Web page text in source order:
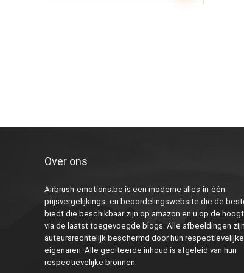
Over ons
Airbrush-emotions.be is een moderne alles-in-één
prijsvergelijkings- en beoordelingswebsite die de
biedt die beschikbaar zijn op amazon en u op de
via de laatst toegevoegde blogs. Alle afbeeldingen zijn
auteursrechtelijk beschermd door hun respectievelijke
eigenaren. Alle geciteerde inhoud is afgeleid van hun
respectievelijke bronnen.